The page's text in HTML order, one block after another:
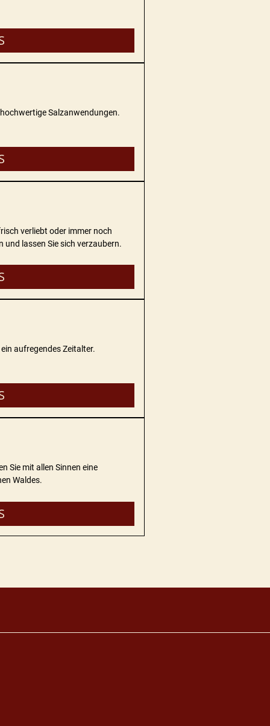
Salzanwendungen.
verliebt oder immer noch
und lassen Sie sich verzaubern.
aufregendes Zeitalter.
Sie mit allen Sinnen eine
Waldes.